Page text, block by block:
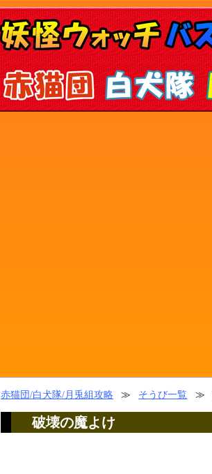
赤猫団/白犬隊/月兎組攻略 ≫ そうび一覧 ≫
破壊の魔よけ